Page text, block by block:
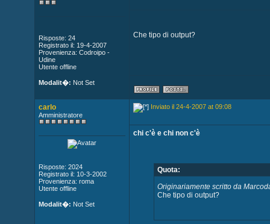
Risposte: 24
Registrato il: 19-4-2007
Provenienza: Codroipo -
Udine
Utente offline
Modalit�: Not Set
Che tipo di output?
carlo
Amministratore
Risposte: 2024
Registrato il: 10-3-2002
Provenienza: roma
Utente offline
Modalit�: Not Set
Inviato il 24-4-2007 at 09:08
chi c'è e chi non c'è
Quota:
Originariamente scritto da
Che tipo di output?